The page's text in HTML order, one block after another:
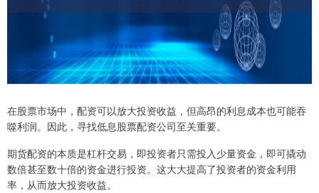
在股票市场中，配资可以放大投资收益，但高昂的利息成本也可能吞
噬利润。因此，寻找低息股票配资公司至关重要。
期货配资的本质是杠杆交易，即投资者只需投入少量资金，即可撬动
数倍甚至数十倍的资金进行投资。这大大提高了投资者的资金利用
率，从而放大投资收益。